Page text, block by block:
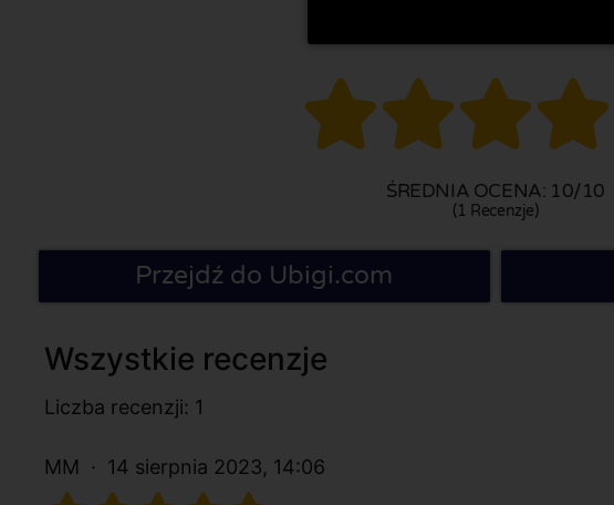

ŚREDNIA OCENA: 10/10
(1 Recenzje)
Przejdź do Ubigi.com
Wszystkie recenzje
Liczba recenzji: 1
MM 14 sierpnia 2023, 14:06